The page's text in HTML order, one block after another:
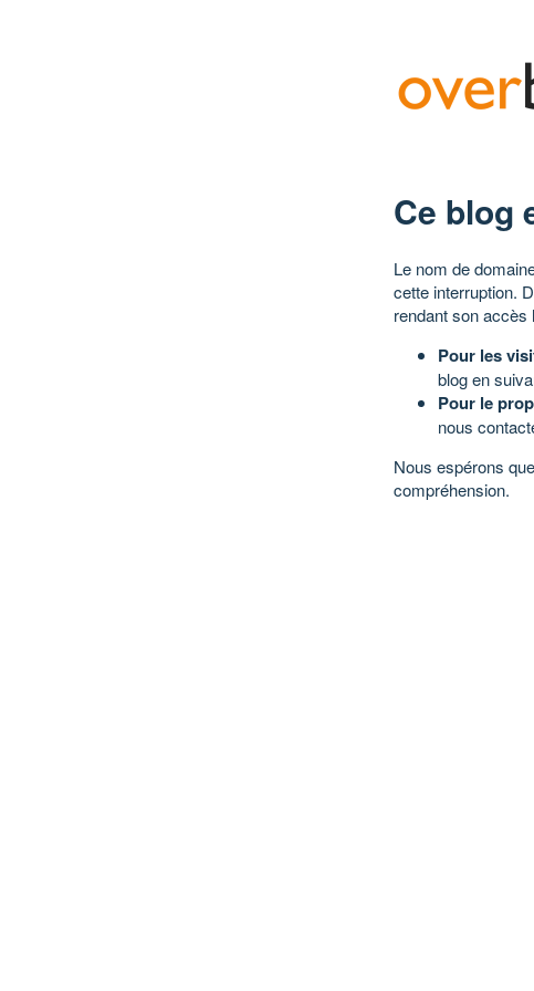
Ce blog
Le nom de
cette interruption.
rendant son accès
Pour les
blog en
Pour le
nous
Nous espérons
compréhension.